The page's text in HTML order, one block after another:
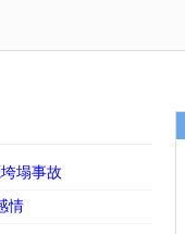
塌事故
情